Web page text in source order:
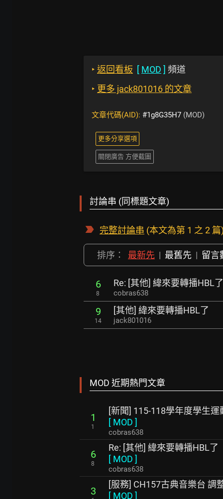
‣ 返回看板 [ MOD ] 頻道
‣ 更多 jack801016 的文章
文章代碼(AID): #1g8G35H7 (MOD)
更多分享選項
關閉廣告 方便截圖
討論串 (同標題文章)
完整討論串 (本文為第 1 之 2
排序： 最新先 | 最舊先 | 留言
6
8
Re: [其他] 緯來要轉播HBL了
cobras638
9
14
[其他] 緯來要轉播HBL了
jack801016
MOD 近期熱門文章
1
1
[新聞] 115-118學年度學生運
[ MOD ]
cobras638
6
8
Re: [其他] 緯來要轉播HBL了
[ MOD ]
cobras638
3
[服務] CH157古典音樂台 調
[ MOD ]